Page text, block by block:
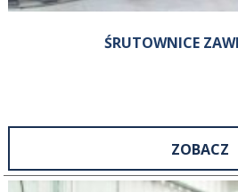
ŚRUTOWNICE
ZOBACZ